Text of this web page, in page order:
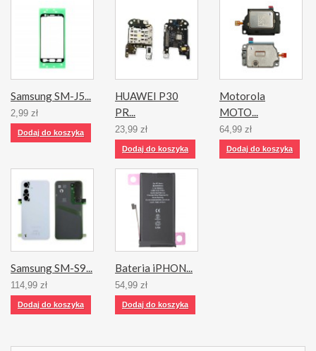
Samsung SM-J5...
2,99 zł
Dodaj do koszyka
HUAWEI P30
PR...
23,99 zł
Dodaj do koszyka
Motorola
MOTO...
64,99 zł
Dodaj do koszyka
Samsung SM-S9...
114,99 zł
Dodaj do koszyka
Bateria iPHON...
54,99 zł
Dodaj do koszyka